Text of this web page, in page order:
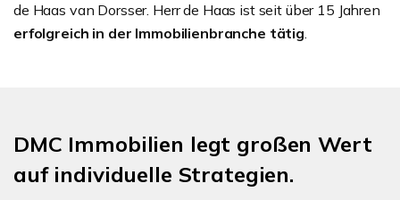
de Haas van Dorsser. Herr de Haas ist seit über 15 Jahren
erfolgreich in der Immobilienbranche tätig.
DMC Immobilien legt großen Wert
auf individuelle Strategien.